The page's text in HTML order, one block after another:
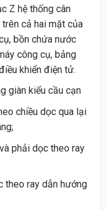
Z hệ thống cân
cả hai mặt của
bồn chứa nước
công cụ, bảng
khiển điện tử.
giàn kiểu cầu cạn
chiều dọc qua lại
phải dọc theo ray
theo ray dẫn hướng